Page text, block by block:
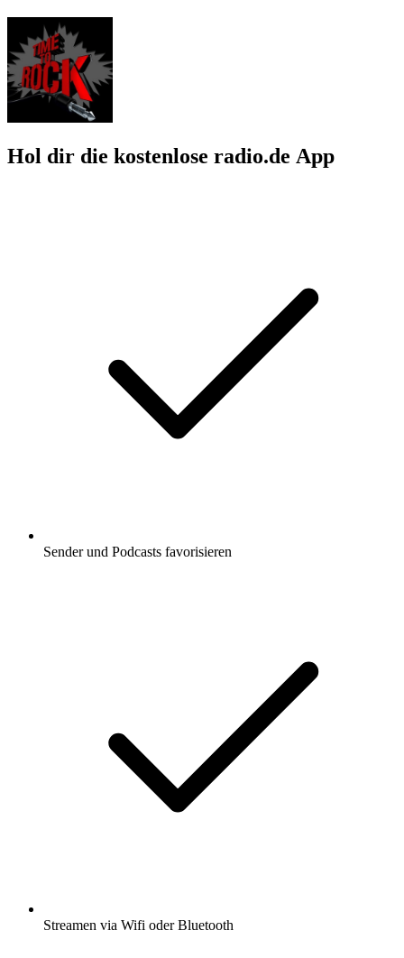
Hol dir die kostenlose radio.de App
Sender und Podcasts favorisieren
Streamen via Wifi oder Bluetooth